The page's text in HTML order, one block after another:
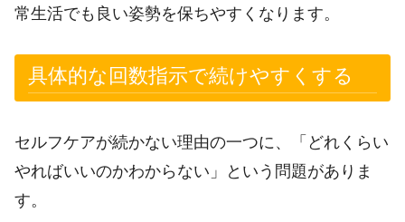
常生活でも良い姿勢を保ちやすくなります。
具体的な回数指示で続けやすくする
セルフケアが続かない理由の一つに、「どれくらい
やればいいのかわからない」という問題がありま
す。